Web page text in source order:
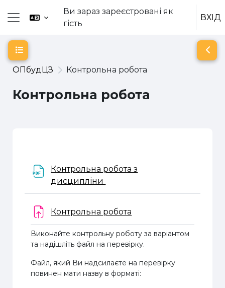
Перейти до головного вмісту
Бокова панель
Ви зараз зареєстровані як
гість
ВХІД
ОПбудЦЗ Контрольна робота
Контрольна робота
Відкритий покажчик курсу
Контрольна робота з
дисципліни
Контрольна робота
Виконайте контрольну роботу за варіантом
та надішліть файл на перевірку.
Файл, який Ви надсилаєте на перевірку
повинен мати назву в форматі: